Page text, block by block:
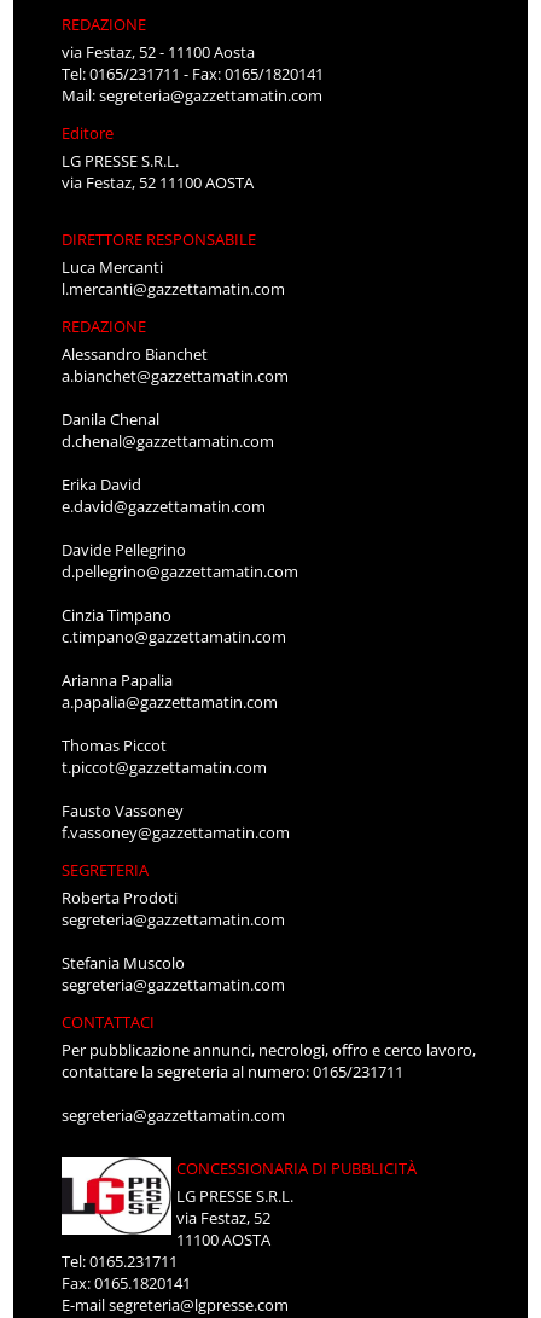
REDAZIONE
via Festaz, 52 - 11100 Aosta
Tel: 0165/231711 - Fax: 0165/1820141
Mail:segreteria@gazzettamatin.com
Editore
LG PRESSE S.R.L.
via Festaz, 52 11100 AOSTA
DIRETTORE RESPONSABILE
Luca Mercanti
l.mercanti@gazzettamatin.com
REDAZIONE
Alessandro Bianchet
a.bianchet@gazzettamatin.com
Danila Chenal
d.chenal@gazzettamatin.com
Erika David
e.david@gazzettamatin.com
Davide Pellegrino
d.pellegrino@gazzettamatin.com
Cinzia Timpano
c.timpano@gazzettamatin.com
Arianna Papalia
a.papalia@gazzettamatin.com
Thomas Piccot
t.piccot@gazzettamatin.com
Fausto Vassoney
f.vassoney@gazzettamatin.com
SEGRETERIA
Roberta Prodoti
segreteria@gazzettamatin.com
Stefania Muscolo
segreteria@gazzettamatin.com
CONTATTACI
Per pubblicazione annunci, necrologi, offro e cerco lavoro,
contattare la segreteria al numero: 0165/231711
segreteria@gazzettamatin.com
CONCESSIONARIA DI PUBBLICITÀ
LG PRESSE S.R.L.
via Festaz, 52
11100 AOSTA
Tel: 0165.231711
Fax: 0165.1820141
E-mailsegreteria@lgpresse.com